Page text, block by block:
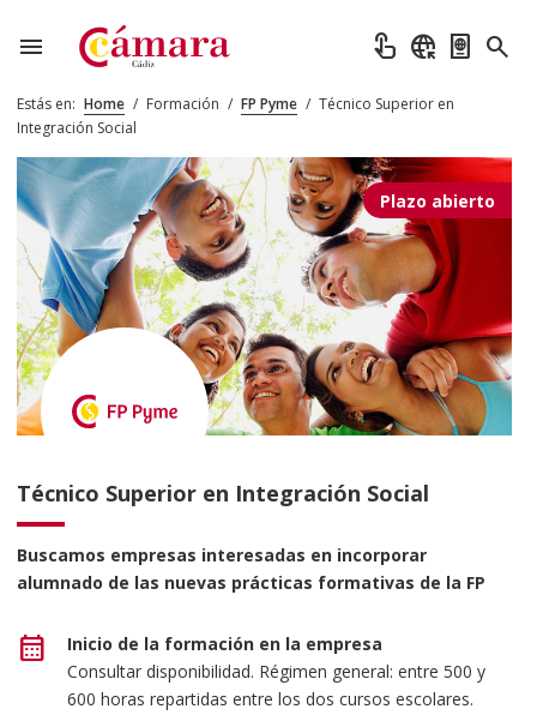
menu touch_app captive_portal passport search
Estás en: Home / Formación / FP Pyme / Técnico Superior en
Integración Social
Plazo abierto
Técnico Superior en Integración Social
Buscamos empresas interesadas en incorporar
alumnado de las nuevas prácticas formativas de la FP
calendar_month
Inicio de la formación en la empresa
Consultar disponibilidad. Régimen general: entre 500 y
600 horas repartidas entre los dos cursos escolares.